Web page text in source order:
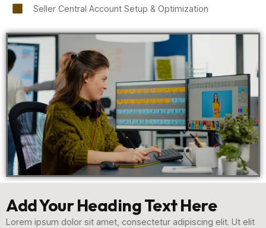
Seller Central Account Setup & Optimization
Add Your Heading Text Here
Lorem ipsum dolor sit amet, consectetur adipiscing elit. Ut elit